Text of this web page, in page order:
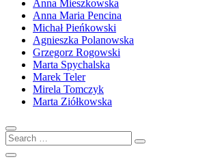
Anna Mieszkowska
Anna Maria Pencina
Michał Pieńkowski
Agnieszka Polanowska
Grzegorz Rogowski
Marta Spychalska
Marek Teler
Mirela Tomczyk
Marta Ziółkowska
Search
…